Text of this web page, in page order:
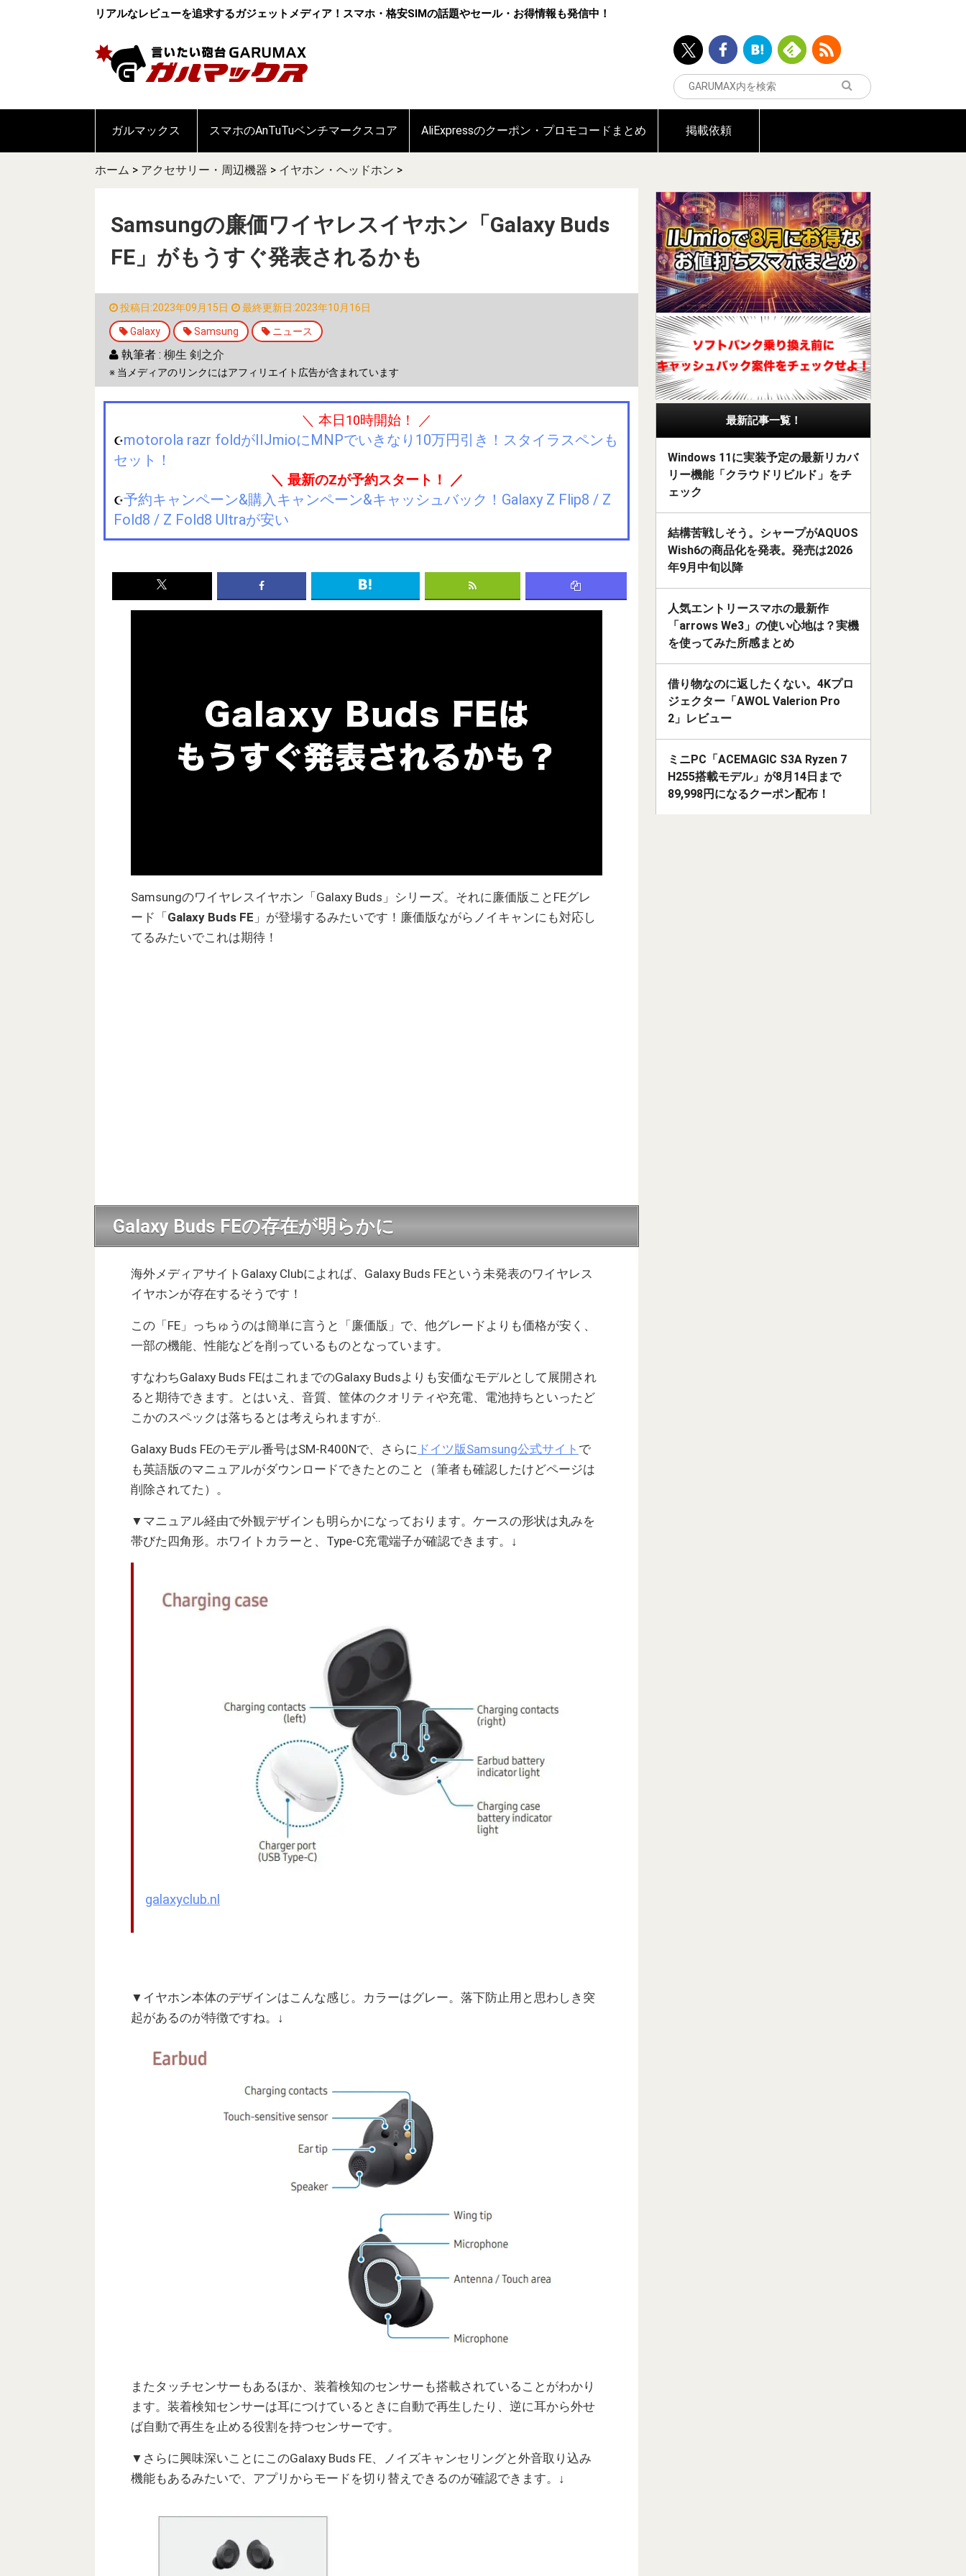
リアルなレビューを追求するガジェットメディア！スマホ・格安SIMの話題やセール・お得情報も発信中！
ガルマックス スマホのAnTuTuベンチマークスコア AliExpressのクーポン・プロモコードまとめ 掲載依頼
ホーム > アクセサリー・周辺機器 > イヤホン・ヘッドホン >
Samsungの廉価ワイヤレスイヤホン「Galaxy Buds
FE」がもうすぐ発表されるかも
投稿日:2023年09月15日 最終更新日:2023年10月16日
Galaxy Samsung ニュース
執筆者 : 柳生 剣之介
※ 当メディアのリンクにはアフィリエイト広告が含まれています
＼ 本日10時開始！ ／
☪️motorola razr foldがIIJmioにMNPでいきなり10万円引き！スタイラスペンも
セット！
＼ 最新のZが予約スタート！ ／
☪️予約キャンペーン&購入キャンペーン&キャッシュバック！Galaxy Z Flip8 / Z
Fold8 / Z Fold8 Ultraが安い
Samsungのワイヤレスイヤホン「Galaxy Buds」シリーズ。それに廉価版ことFEグレ
ード「Galaxy Buds FE 」が登場するみたいです！廉価版ながらノイキャンにも対応し
てるみたいでこれは期待！
Galaxy Buds FEの存在が明らかに
海外メディアサイトGalaxy Clubによれば、Galaxy Buds FEという未発表のワイヤレス
イヤホンが存在するそうです！
この「FE」っちゅうのは簡単に言うと「廉価版」で、他グレードよりも価格が安く、
一部の機能、性能などを削っているものとなっています。
すなわちGalaxy Buds FEはこれまでのGalaxy Budsよりも安価なモデルとして展開され
ると期待できます。とはいえ、音質、筐体のクオリティや充電、電池持ちといったど
こかのスペックは落ちるとは考えられますが‥
Galaxy Buds FEのモデル番号はSM-R400Nで、さらに ドイツ版Samsung公式サイト で
も英語版のマニュアルがダウンロードできたとのこと（筆者も確認したけどページは
削除されてた）。
▼マニュアル経由で外観デザインも明らかになっております。ケースの形状は丸みを
帯びた四角形。ホワイトカラーと、Type-C充電端子が確認できます。↓
galaxyclub.nl
▼イヤホン本体のデザインはこんな感じ。カラーはグレー。落下防止用と思わしき突
起があるのが特徴ですね。↓
またタッチセンサーもあるほか、装着検知のセンサーも搭載されていることがわかり
ます。装着検知センサーは耳につけているときに自動で再生したり、逆に耳から外せ
ば自動で再生を止める役割を持つセンサーです。
▼さらに興味深いことにこのGalaxy Buds FE、ノイズキャンセリングと外音取り込み
機能もあるみたいで、アプリからモードを切り替えできるのが確認できます。↓
最新記事一覧！
Windows 11に実装予定の最新リカバ
リー機能「クラウドリビルド」をチ
ェック
結構苦戦しそう。シャープがAQUOS
Wish6の商品化を発表。発売は2026
年9月中旬以降
人気エントリースマホの最新作
「arrows We3」の使い心地は？実機
を使ってみた所感まとめ
借り物なのに返したくない。4Kプロ
ジェクター「AWOL Valerion Pro
2」レビュー
ミニPC「ACEMAGIC S3A Ryzen 7
H255搭載モデル」が8月14日まで
89,998円になるクーポン配布！